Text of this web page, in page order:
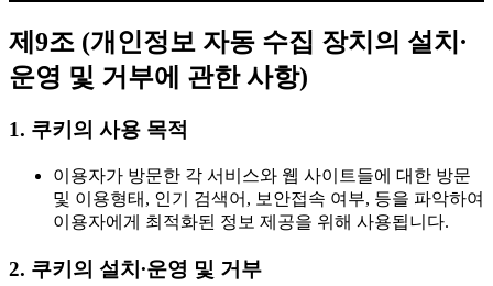
제9조 (개인정보 자동 수집 장치의 설치∙
운영 및 거부에 관한 사항)
1. 쿠키의 사용 목적
이용자가 방문한 각 서비스와 웹 사이트들에 대한 방문
및 이용형태, 인기 검색어, 보안접속 여부, 등을 파악하여
이용자에게 최적화된 정보 제공을 위해 사용됩니다.
2. 쿠키의 설치∙운영 및 거부